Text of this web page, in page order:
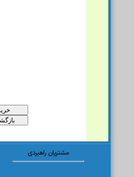
مشتریان راهبردی